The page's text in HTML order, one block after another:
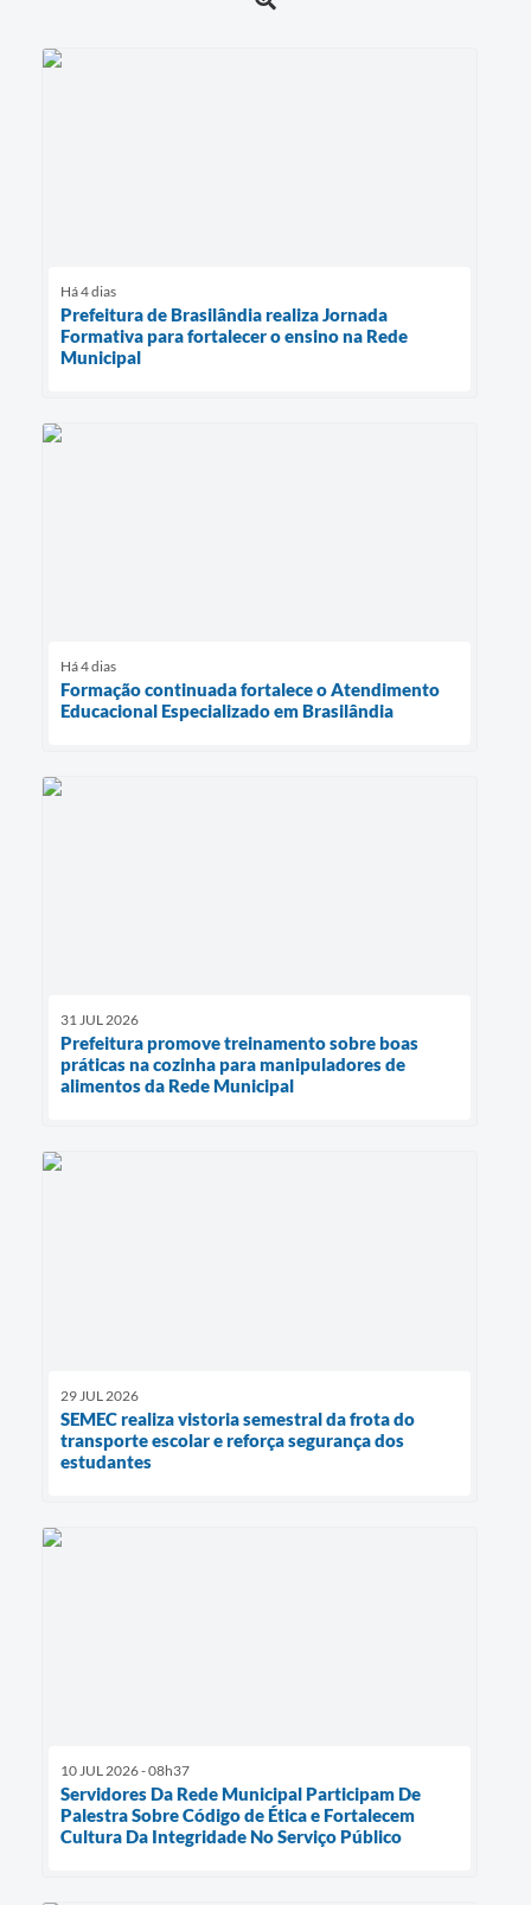
Há 4 dias
Prefeitura de Brasilândia realiza Jornada
Formativa para fortalecer o ensino na Rede
Municipal
Há 4 dias
Formação continuada fortalece o Atendimento
Educacional Especializado em Brasilândia
31 JUL 2026
Prefeitura promove treinamento sobre boas
práticas na cozinha para manipuladores de
alimentos da Rede Municipal
29 JUL 2026
SEMEC realiza vistoria semestral da frota do
transporte escolar e reforça segurança dos
estudantes
10 JUL 2026 - 08h37
Servidores Da Rede Municipal Participam De
Palestra Sobre Código de Ética e Fortalecem
Cultura Da Integridade No Serviço Público